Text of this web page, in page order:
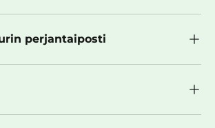
perjantaiposti